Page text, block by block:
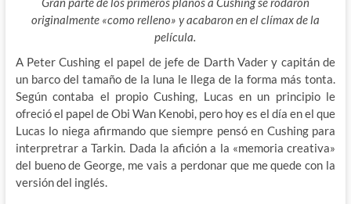
originalmente «como relleno» y acabaron en el clímax de la
película.
A Peter Cushing el papel de jefe de Darth Vader y capitán de
un barco del tamaño de la luna le llega de la forma más tonta.
Según contaba el propio Cushing, Lucas en un principio le
ofreció el papel deObi Wan Kenobi, pero hoy es el día en el que
Lucas lo niega afirmando que siempre pensó en Cushing para
interpretrar a Tarkin. Dada la afición a la «memoria creativa»
del bueno de George, me vais a perdonar que me quede con la
versión del inglés.